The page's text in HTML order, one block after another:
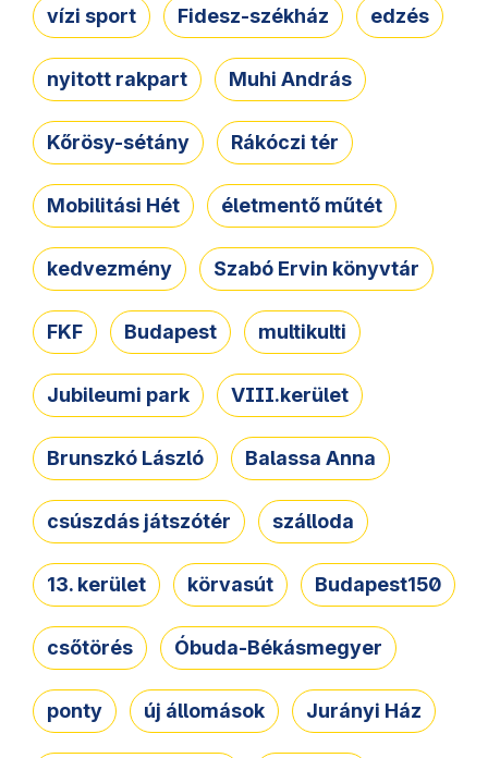
vízi sport Fidesz-székház edzés
nyitott rakpart Muhi András
Kőrösy-sétány Rákóczi tér
Mobilitási Hét életmentő műtét
kedvezmény Szabó Ervin könyvtár
FKF Budapest multikulti
Jubileumi park VIII.kerület
Brunszkó László Balassa Anna
csúszdás játszótér szálloda
13. kerület körvasút Budapest150
csőtörés Óbuda-Békásmegyer
ponty új állomások Jurányi Ház